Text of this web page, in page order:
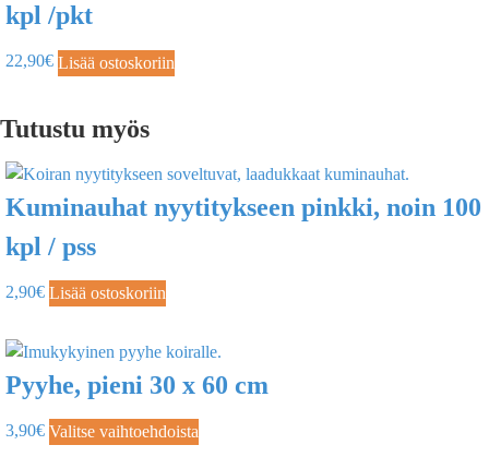
kpl /pkt
22,90€ Lisää ostoskoriin
Tutustu myös
Kuminauhat nyytitykseen pinkki, noin 100
kpl / pss
2,90€ Lisää ostoskoriin
Pyyhe, pieni 30 x 60 cm
3,90€ Valitse vaihtoehdoista